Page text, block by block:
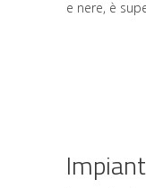
e nere, è